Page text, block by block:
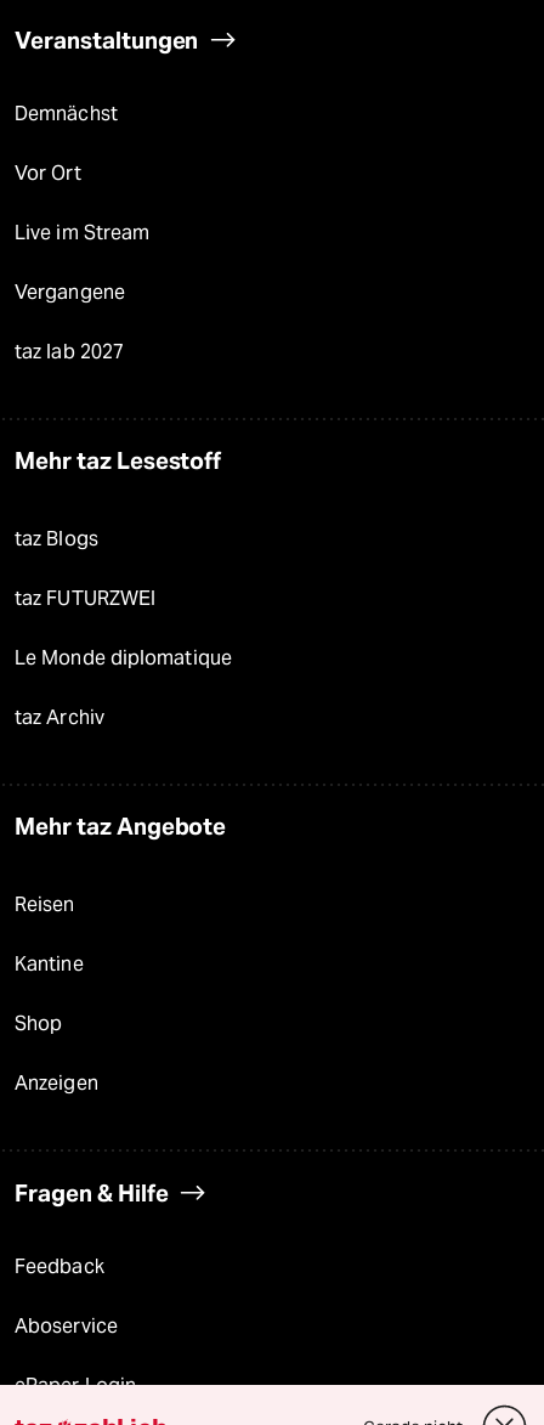
Veranstaltungen
Demnächst
Vor Ort
Live im Stream
Vergangene
taz lab 2027
Mehr taz Lesestoff
taz Blogs
taz FUTURZWEI
Le Monde diplomatique
taz Archiv
Mehr taz Angebote
Reisen
Kantine
Shop
Anzeigen
Fragen & Hilfe
Feedback
Aboservice
ePaper Login